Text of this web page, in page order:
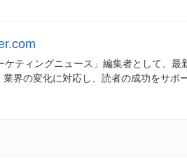
ケティングニュース」編集者として、
界の変化に対応し、読者の成功をサポ